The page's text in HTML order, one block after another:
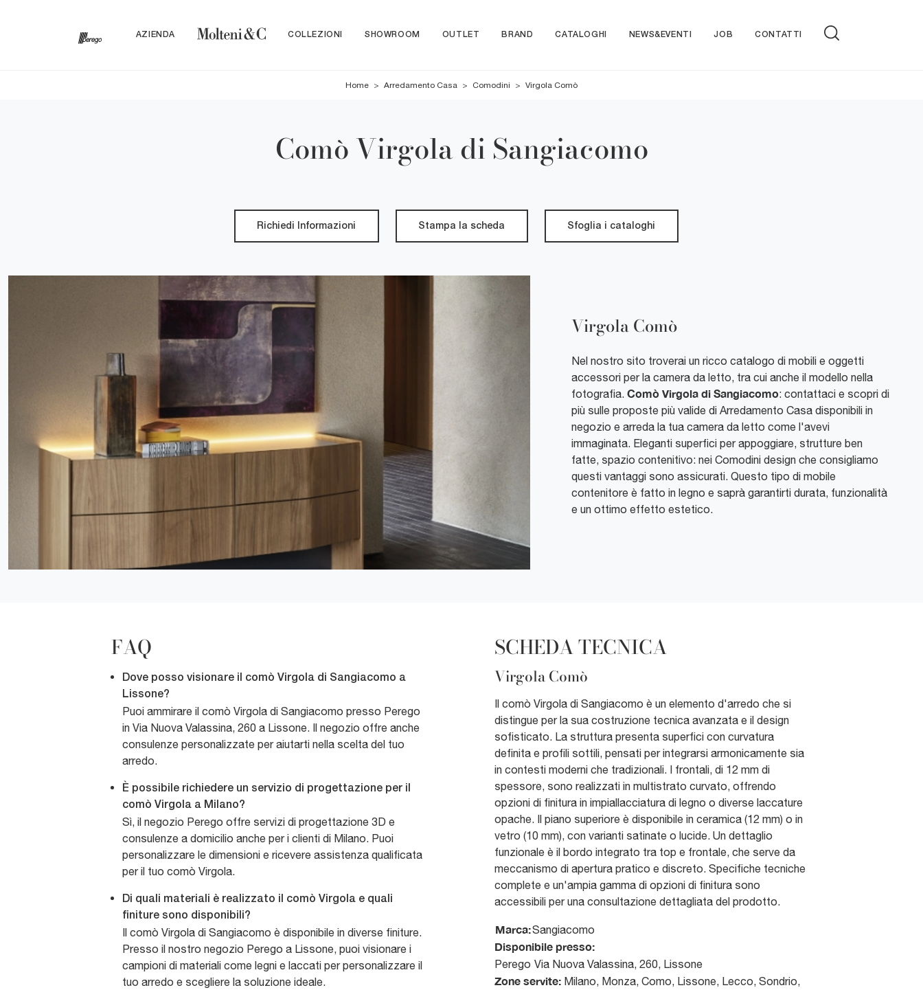
AZIENDA COLLEZIONI SHOWROOM OUTLET BRAND CATALOGHI NEWS&EVENTI JOB CONTATTI
Home > Arredamento Casa > Comodini > Virgola Comò
Comò Virgola di Sangiacomo
Richiedi Informazioni Stampa la scheda Sfoglia i cataloghi
Virgola Comò
Nel nostro sito troverai un ricco catalogo di mobili e oggetti
accessori per la camera da letto, tra cui anche il modello nella
fotografia. Comò Virgola di Sangiacomo: contattaci e scopri di
più sulle proposte più valide di Arredamento Casa disponibili in
negozio e arreda la tua camera da letto come l'avevi
immaginata. Eleganti superfici per appoggiare, strutture ben
fatte, spazio contenitivo: nei Comodini design che consigliamo
questi vantaggi sono assicurati. Questo tipo di mobile
contenitore è fatto in legno e saprà garantirti durata, funzionalità
e un ottimo effetto estetico.
FAQ
Dove posso visionare il comò Virgola di Sangiacomo a
Lissone?
Puoi ammirare il comò Virgola di Sangiacomo presso Perego
in Via Nuova Valassina, 260 a Lissone. Il negozio offre anche
consulenze personalizzate per aiutarti nella scelta del tuo
arredo.
È possibile richiedere un servizio di progettazione per il
comò Virgola a Milano?
Sì, il negozio Perego offre servizi di progettazione 3D e
consulenze a domicilio anche per i clienti di Milano. Puoi
personalizzare le dimensioni e ricevere assistenza qualificata
per il tuo comò Virgola.
Di quali materiali è realizzato il comò Virgola e quali
finiture sono disponibili?
Il comò Virgola di Sangiacomo è disponibile in diverse finiture.
Presso il nostro negozio Perego a Lissone, puoi visionare i
campioni di materiali come legni e laccati per personalizzare il
tuo arredo e scegliere la soluzione ideale.
SCHEDA TECNICA
Virgola Comò
Il comò Virgola di Sangiacomo è un elemento d'arredo che si
distingue per la sua costruzione tecnica avanzata e il design
sofisticato. La struttura presenta superfici con curvatura
definita e profili sottili, pensati per integrarsi armonicamente sia
in contesti moderni che tradizionali. I frontali, di 12 mm di
spessore, sono realizzati in multistrato curvato, offrendo
opzioni di finitura in impiallacciatura di legno o diverse laccature
opache. Il piano superiore è disponibile in ceramica (12 mm) o in
vetro (10 mm), con varianti satinate o lucide. Un dettaglio
funzionale è il bordo integrato tra top e frontale, che serve da
meccanismo di apertura pratico e discreto. Specifiche tecniche
complete e un'ampia gamma di opzioni di finitura sono
accessibili per una consultazione dettagliata del prodotto.
Marca:Sangiacomo
Disponibile presso:
Perego Via Nuova Valassina, 260 Lissone
Zone servite: Milano, Monza, Como, Lissone, Lecco, Sondrio,